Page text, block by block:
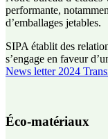
performante,
d’emballages jetables.
SIPA établit des
s’engage en faveur
News letter 2024
Éco-matériaux